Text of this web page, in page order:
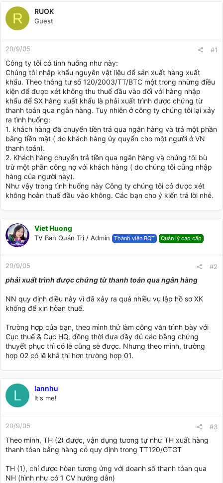
r
R RUOK
Guest
20/9/05 #1
Công ty tôi có tình huống như này:
Chúng tôi nhập khẩu nguyên vật liệu để sản xuất hàng xuất
khẩu. Theo thông tư số 120/2003/TT/BTC một trong những điều
kiện để được xét không thu thuế đầu vào đối với hàng nhập
khẩu để SX hàng xuất khẩu là phải xuất trình được chứng từ
thanh toán qua ngân hàng. Tuy nhiên ở công ty chúng tôi lại xảy
ra tình huống:
1. khách hàng đã chuyển tiền trả qua ngân hàng và trả một phần
bằng tiền mặt ( do khách hàng ủy quyển cho một người ở VN
thanh toán).
2. Khách hàng chuyển trả tiền qua ngân hàng và chúng tôi bù
trừ một phần công nợ với khách hàng ( do chúng tôi cũng nhập
hàng của người này).
Như vậy trong tình huống này Công ty chúng tôi có được xét
không hoàn thuế đầu vào không. Các bạn cho ý kiến trả lời nhé.
Viet Huong
TV Ban Quản Trị / Admin Thành viên BQT Quản lý cao cấp
20/9/05 #2
phải xuất trình được chứng từ thanh toán qua ngân hàng
NN quy định điều này vì đã xảy ra quá nhiều vụ lập hồ sơ XK
khống để xin hòan thuế.
Trường hợp của bạn, theo mình thử làm công văn trình bày với
Cục thuế & Cục HQ, đồng thời đưa đầy đủ các bằng chứng
thuyết phục thì có lẽ cũng sẽ được. Nhưng theo mình, trường
hợp 02 có lẽ khả thi hơn trường hợp 01.
L lannhu
It's me!
20/9/05 #3
Theo mình, TH (2) được, vận dụng tương tự như TH xuất hàng
thanh tóan bằng hàng có quy định trong TT120/GTGT
TH (1), chỉ được hòan tương ứng với doanh số thanh tóan qua
NH (hình như có 1 CV hướng dẫn)